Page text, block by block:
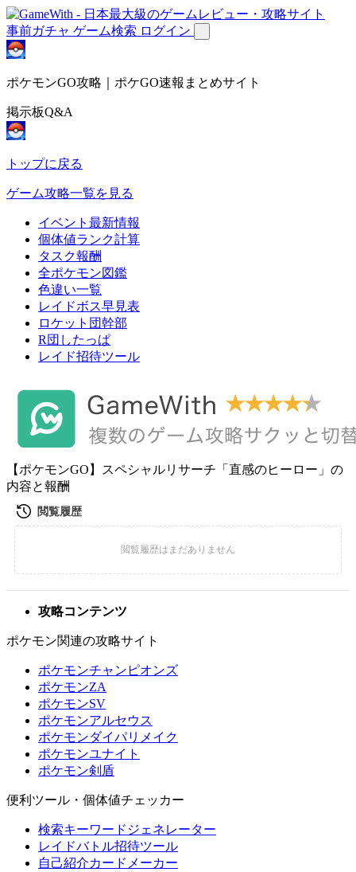
事前ガチャ ゲーム検索 ログイン
ポケモンGO攻略｜ポケGO速報まとめサイト
掲示板Q&A
トップに戻る
ゲーム攻略一覧を見る
イベント最新情報
個体値ランク計算
タスク報酬
全ポケモン図鑑
色違い一覧
レイドボス早見表
ロケット団幹部
R団したっぱ
レイド招待ツール
【ポケモンGO】スペシャルリサーチ「直感のヒーロー」の
内容と報酬
攻略コンテンツ
ポケモン関連の攻略サイト
ポケモンチャンピオンズ
ポケモンZA
ポケモンSV
ポケモンアルセウス
ポケモンダイパリメイク
ポケモンユナイト
ポケモン剣盾
便利ツール・個体値チェッカー
検索キーワードジェネレーター
レイドバトル招待ツール
自己紹介カードメーカー